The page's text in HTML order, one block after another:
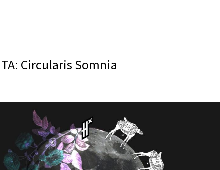
Circularis Somnia